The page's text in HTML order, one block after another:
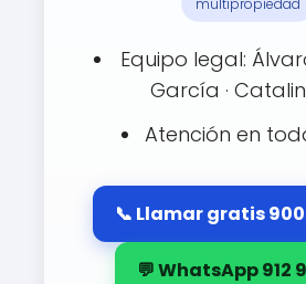
multipropiedad
Equipo legal:
García ·
Atención en
📞 Llamar gratis 900
💬 WhatsApp 912